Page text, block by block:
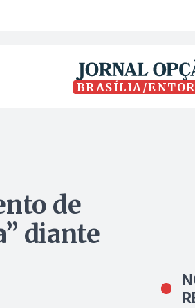
BRASÍLIA/
de
diante